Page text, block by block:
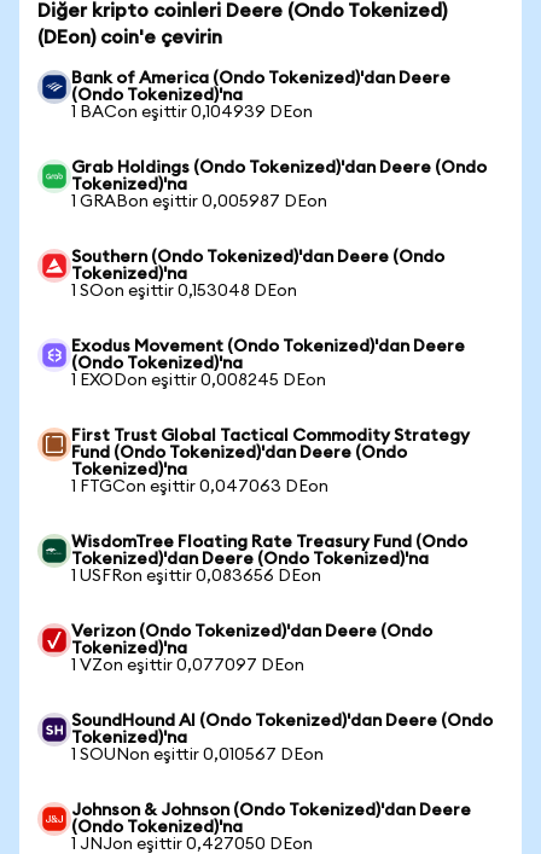
Diğer kripto coinleri Deere (Ondo Tokenized)
(DEon) coin'e çevirin
Bank of America (Ondo Tokenized)'dan Deere
(Ondo Tokenized)'na
1 BACon eşittir 0,104939 DEon
Grab Holdings (Ondo Tokenized)'dan Deere (Ondo
Tokenized)'na
1 GRABon eşittir 0,005987 DEon
Southern (Ondo Tokenized)'dan Deere (Ondo
Tokenized)'na
1 SOon eşittir 0,153048 DEon
Exodus Movement (Ondo Tokenized)'dan Deere
(Ondo Tokenized)'na
1 EXODon eşittir 0,008245 DEon
First Trust Global Tactical Commodity Strategy
Fund (Ondo Tokenized)'dan Deere (Ondo
Tokenized)'na
1 FTGCon eşittir 0,047063 DEon
WisdomTree Floating Rate Treasury Fund (Ondo
Tokenized)'dan Deere (Ondo Tokenized)'na
1 USFRon eşittir 0,083656 DEon
Verizon (Ondo Tokenized)'dan Deere (Ondo
Tokenized)'na
1 VZon eşittir 0,077097 DEon
SoundHound AI (Ondo Tokenized)'dan Deere (Ondo
Tokenized)'na
1 SOUNon eşittir 0,010567 DEon
Johnson & Johnson (Ondo Tokenized)'dan Deere
(Ondo Tokenized)'na
1 JNJon eşittir 0,427050 DEon